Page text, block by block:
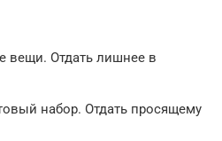
вещи. Отдать лишнее в
набор. Отдать просящему